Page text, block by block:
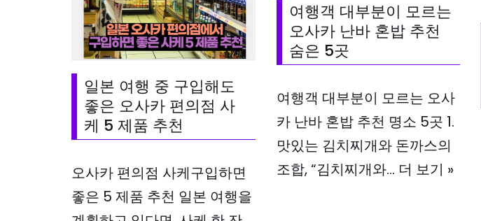
일본 여행 중 구입해도
좋은 오사카 편의점 사
케 5 제품 추천
오사카 편의점 사케구입하면
좋은 5 제품 추천 일본 여행을
여행객 대부분이 모르는
오사카 난바 혼밥 추천
숨은 5곳
여행객 대부분이 모르는 오사
카 난바 혼밥 추천 명소 5곳 1.
맛있는 김치찌개와 돈까스의
조합, “김치찌개와… 더 보기 »